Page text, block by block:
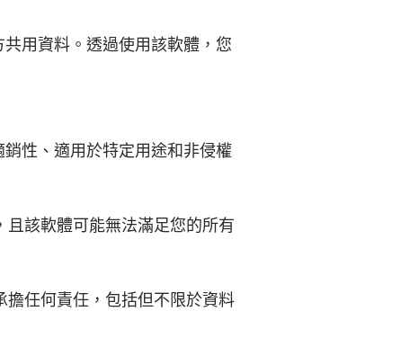
用資料。透過使用該軟體，您
性、適用於特定用途和非侵權
該軟體可能無法滿足您的所有
任何責任，包括但不限於資料